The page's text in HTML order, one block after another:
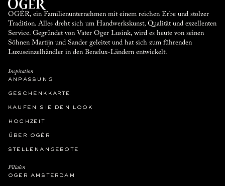
OGÉR, ein Familienunternehmen mit einem reichen Erbe und stolzer
Tradition. Alles dreht sich um Handwerkskunst, Qualität und exzellenten
Service. Gegründet von Vater Oger Lusink, wird es heute von seinen
Söhnen Martijn und Sander geleitet und hat sich zum führenden
Luxuseinzelhändler in den Benelux-Ländern entwickelt.
Inspiration
anpassung
geschenkkarte
kaufen sie den look
hochzeit
über ogér
stellenangebote
Filialen
oger amsterdam